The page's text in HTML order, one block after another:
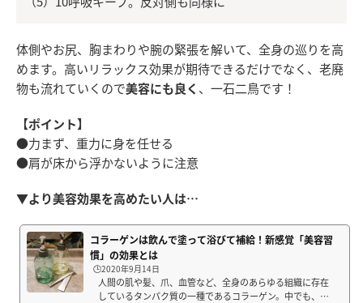
体側やお尻、胸まわりや腕の緊張を解いて、全身の巡りを高
めます。高いリラックス効果が期待できるだけでなく、老廃
物も流れていくので美容にも良く 、一石二鳥です！
【ポイント】
●力まず、重力に身を任せる
●肩が床から浮かないように注意
▼より美容効果を高めたい人は…
コラーゲンは飲んで塗って浴びて補給！新感覚「美容習
慣」の効果とは
🕒️2020年9月14日
人間の肌や髪、爪、血管など、全身のあらゆる組織に存在
しているタンパク質の一種であるコラーゲン。中でも、肌